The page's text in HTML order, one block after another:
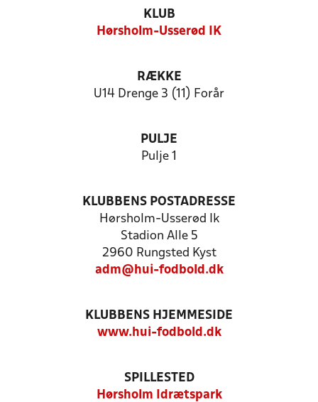
KLUB
Hørsholm-Usserød IK
RÆKKE
U14 Drenge 3 (11) Forår
PULJE
Pulje 1
KLUBBENS POSTADRESSE
Hørsholm-Usserød Ik
Stadion Alle 5
2960 Rungsted Kyst
adm@hui-fodbold.dk
KLUBBENS HJEMMESIDE
www.hui-fodbold.dk
SPILLESTED
Hørsholm Idrætspark